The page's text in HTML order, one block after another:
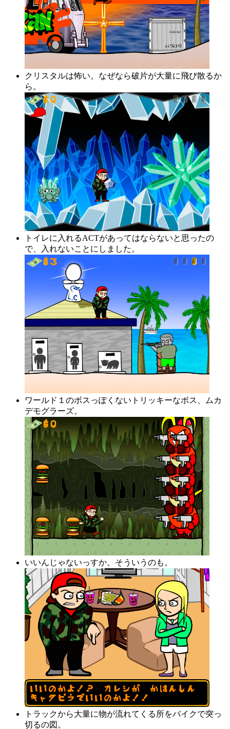
クリスタルは怖い。なぜなら破片が大量に飛び散るか
ら。
トイレに入れるACTがあってはならないと思ったの
で、入れないことにしました。
ワールド１のボスっぽくないトリッキーなボス、ムカ
デモグラーズ。
いいんじゃないっすか。そういうのも。
トラックから大量に物が流れてくる所をバイクで突っ
切るの図。